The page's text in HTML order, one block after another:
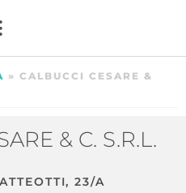
» CALBUCCI CESARE &
& C. S.R.L.
23/A